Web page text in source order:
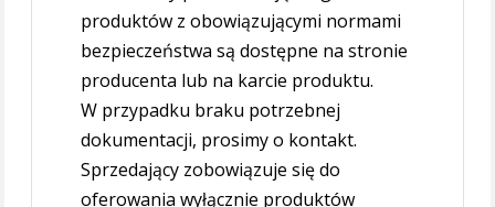
produktów z obowiązującymi normami
bezpieczeństwa są dostępne na stronie
producenta lub na karcie produktu.
W przypadku braku potrzebnej
dokumentacji, prosimy o kontakt.
Sprzedający zobowiązuje się do
oferowania wyłącznie produktów